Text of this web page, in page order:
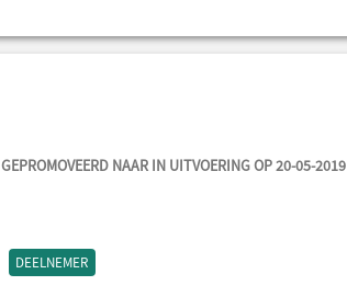
GEPROMOVEERD NAAR IN UITVOERING OP 20-05-2019
DEELNEMER